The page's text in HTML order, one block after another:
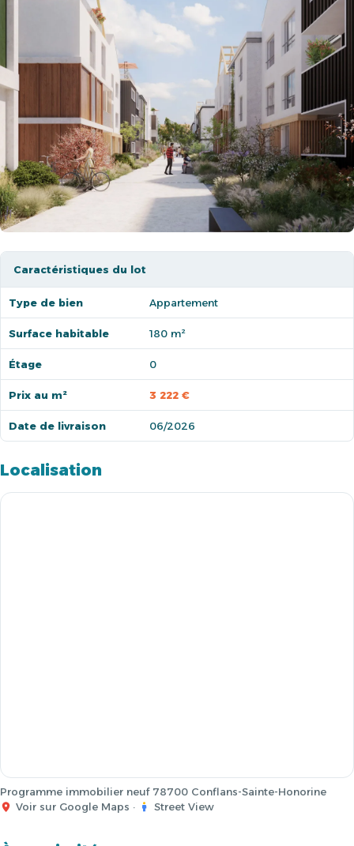
Caractéristiques du lot
Type de bien Appartement
Surface habitable 180 m²
Étage 0
Prix au m² 3 222 €
Date de livraison 06/2026
Localisation
Programme immobilier neuf 78700 Conflans-Sainte-Honorine
Voir sur Google Maps · Street View